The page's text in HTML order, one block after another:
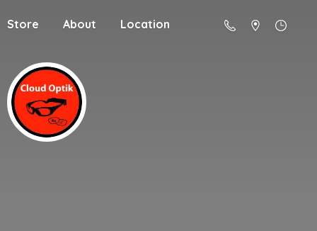
Store About Location